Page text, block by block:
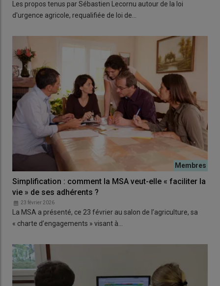
Les propos tenus par Sébastien Lecornu autour de la loi
d'urgence agricole, requalifiée de loi de…
Simplification : comment la MSA veut-elle « faciliter la
vie » de ses adhérents ?
23 février 2026
La MSA a présenté, ce 23 février au salon de l’agriculture, sa
« charte d’engagements » visant à…